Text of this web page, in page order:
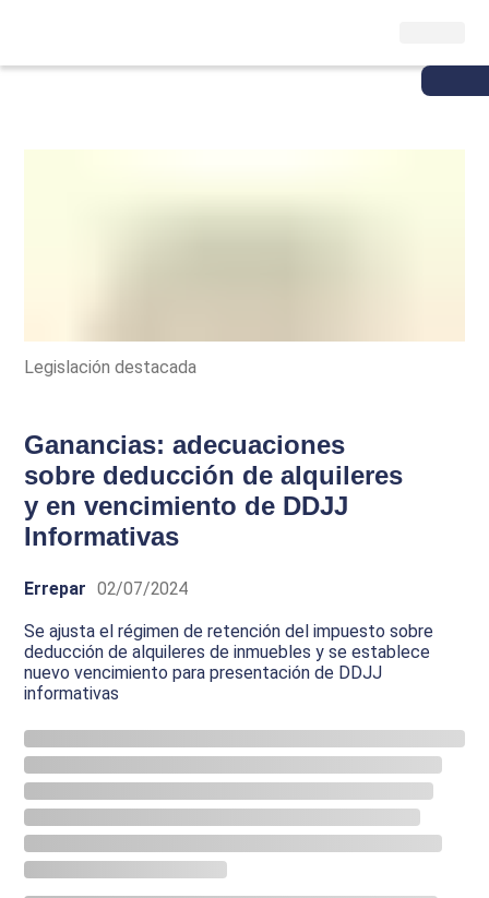
Legislación destacada
Ganancias: adecuaciones
sobre deducción de alquileres
y en vencimiento de DDJJ
Informativas
Errepar 02/07/2024
Se ajusta el régimen de retención del impuesto sobre
deducción de alquileres de inmuebles y se establece
nuevo vencimiento para presentación de DDJJ
informativas